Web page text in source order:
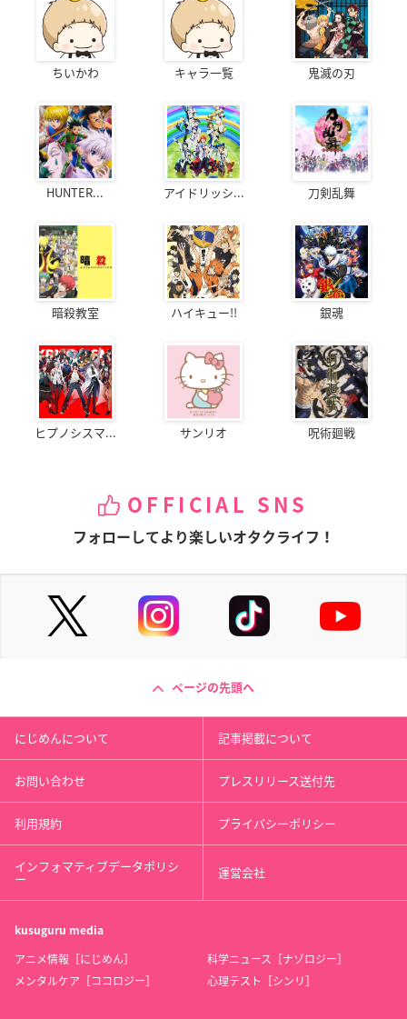
ちいかわ キャラ一覧 鬼滅の刃
HUNTER... アイドリッシ... 刀剣乱舞
暗殺教室 ハイキュー!! 銀魂
ヒプノシスマ... サンリオ 呪術廻戦
OFFICIAL SNS
フォローしてより楽しいオタクライフ！
ページの先頭へ
にじめんについて 記事掲載について
お問い合わせ プレスリリース送付先
利用規約 プライバシーポリシー
インフォマティブデータポリシ
ー 運営会社
kusuguru media
アニメ情報［にじめん］
科学ニュース［ナゾロジー］
メンタルケア［ココロジー］
心理テスト［シンリ］